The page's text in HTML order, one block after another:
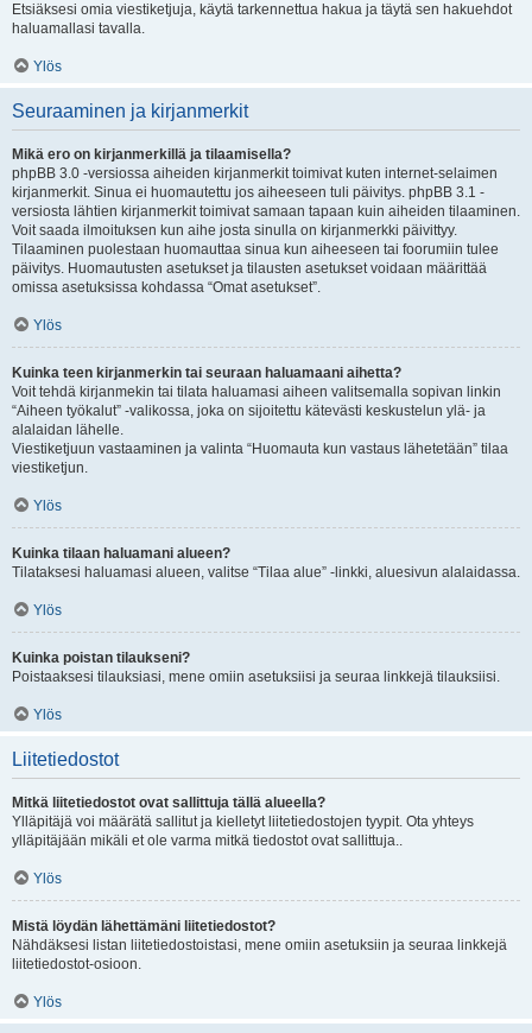
Etsiäksesi omia viestiketjuja, käytä tarkennettua hakua ja täytä sen hakuehdot
haluamallasi tavalla.
Ylös
Seuraaminen ja kirjanmerkit
Mikä ero on kirjanmerkillä ja tilaamisella?
phpBB 3.0 -versiossa aiheiden kirjanmerkit toimivat kuten internet-selaimen
kirjanmerkit. Sinua ei huomautettu jos aiheeseen tuli päivitys. phpBB 3.1 -
versiosta lähtien kirjanmerkit toimivat samaan tapaan kuin aiheiden tilaaminen.
Voit saada ilmoituksen kun aihe josta sinulla on kirjanmerkki päivittyy.
Tilaaminen puolestaan huomauttaa sinua kun aiheeseen tai foorumiin tulee
päivitys. Huomautusten asetukset ja tilausten asetukset voidaan määrittää
omissa asetuksissa kohdassa “Omat asetukset”.
Ylös
Kuinka teen kirjanmerkin tai seuraan haluamaani aihetta?
Voit tehdä kirjanmekin tai tilata haluamasi aiheen valitsemalla sopivan linkin
“Aiheen työkalut” -valikossa, joka on sijoitettu kätevästi keskustelun ylä- ja
alalaidan lähelle.
Viestiketjuun vastaaminen ja valinta “Huomauta kun vastaus lähetetään” tilaa
viestiketjun.
Ylös
Kuinka tilaan haluamani alueen?
Tilataksesi haluamasi alueen, valitse “Tilaa alue” -linkki, aluesivun alalaidassa.
Ylös
Kuinka poistan tilaukseni?
Poistaaksesi tilauksiasi, mene omiin asetuksiisi ja seuraa linkkejä tilauksiisi.
Ylös
Liitetiedostot
Mitkä liitetiedostot ovat sallittuja tällä alueella?
Ylläpitäjä voi määrätä sallitut ja kielletyt liitetiedostojen tyypit. Ota yhteys
ylläpitäjään mikäli et ole varma mitkä tiedostot ovat sallittuja..
Ylös
Mistä löydän lähettämäni liitetiedostot?
Nähdäksesi listan liitetiedostoistasi, mene omiin asetuksiin ja seuraa linkkejä
liitetiedostot-osioon.
Ylös